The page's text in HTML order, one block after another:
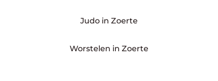
Judo in Zoerte
Worstelen in Zoerte